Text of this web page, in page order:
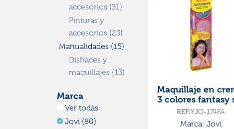
accesorios (31)
Pinturas y
accesorios (23)
Manualidades (15)
Disfraces y
maquillajes (13)
Marca
Ver todas
Jovi (80)
Maquillaje en
3 colores fantasy
3 botes 8ml con
pincel y esponja
REF:YJO-174FA
Marca: Jovi